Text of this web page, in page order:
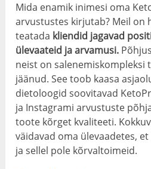
Mida enamik inimesi oma
arvustustes kirjutab? Meil on
teatada kliendid jagavad
ülevaateid ja arvamusi.
neist on salenemiskompleksi
jäänud. See toob kaasa
dietoloogid soovitavad
ja Instagrami arvustuste
toote kõrget kvaliteeti.
väidavad oma ülevaadetes,
ja sellel pole kõrvaltoimeid.